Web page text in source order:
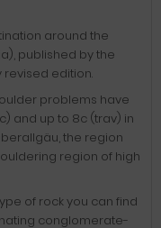
around the
published by the
revised edition.
problems have
and up to 8c (trav) in
the region
region of high
of rock you can find
conglomerate-